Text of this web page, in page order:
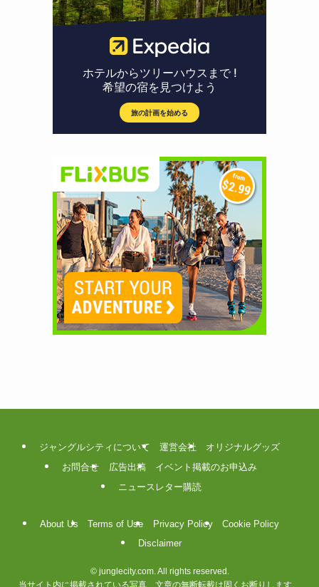
ジャングルシティについて 運営会社
オリジナルグッズ
お問合せ
広告出稿
イベント掲載のお申込み
ニュースレター購読
About Us Terms of Use Privacy Policy
Cookie Policy
Disclaimer
©junglecity.com. All rights reserved.
当サイト内に掲載されている写真、文章の無断転載は固くお断りします。